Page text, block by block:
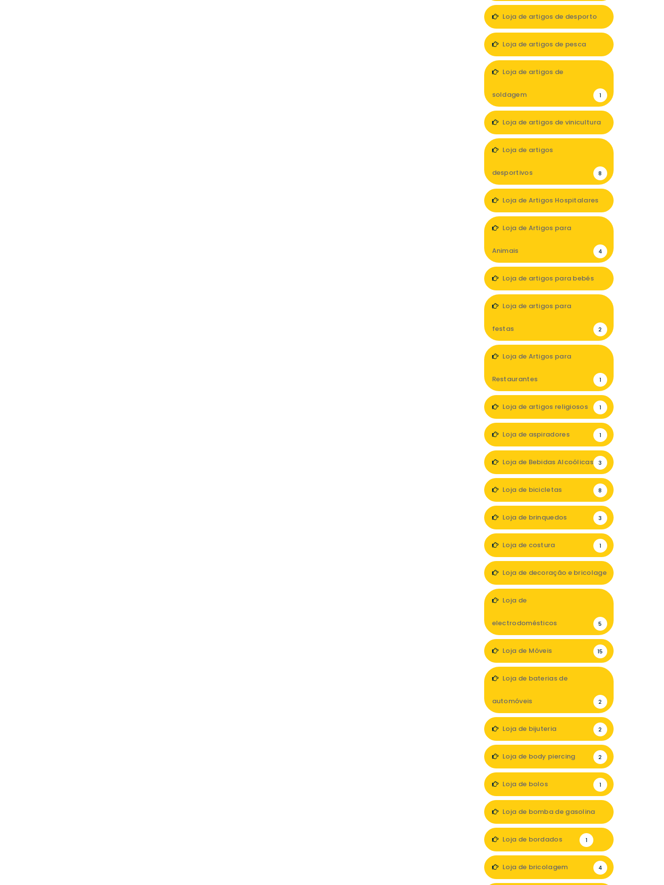
Loja de artigos de desporto
Loja de artigos de pesca
Loja de artigos de
soldagem 1
Loja de artigos de vinicultura
Loja de artigos
desportivos 8
Loja de Artigos Hospitalares
Loja de Artigos para
Animais 4
Loja de artigos para bebés
Loja de artigos para
festas 2
Loja de Artigos para
Restaurantes 1
Loja de artigos religiosos 1
Loja de aspiradores 1
Loja de Bebidas Alcoólicas 3
Loja de bicicletas 8
Loja de brinquedos 3
Loja de costura 1
Loja de decoração e bricolage
Loja de
electrodomésticos 5
Loja de Móveis 15
Loja de baterias de
automóveis 2
Loja de bijuteria 2
Loja de body piercing 2
Loja de bolos 1
Loja de bomba de gasolina
Loja de bordados 1
Loja de bricolagem 4